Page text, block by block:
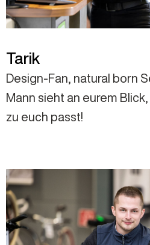
Tarik
Design-Fan, natural born
Mann sieht an eurem
zu euch passt!